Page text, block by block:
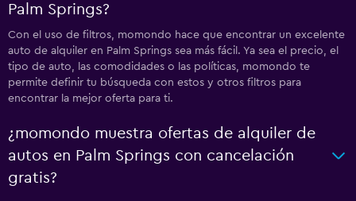
Palm Springs?
Con el uso de filtros, momondo hace que encontrar un excelente
auto de alquiler en Palm Springs sea más fácil. Ya sea el precio, el
tipo de auto, las comodidades o las políticas, momondo te
permite definir tu búsqueda con estos y otros filtros para
encontrar la mejor oferta para ti.
¿momondo muestra ofertas de alquiler de
autos en Palm Springs con cancelación
gratis?